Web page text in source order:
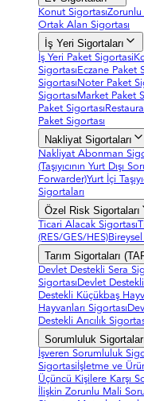
Konut SigortasıZorunlu
Ortak Alan Sigortası
İş Yeri Sigortaları
İş Yeri Paket Sigortasi
Sigortası Eczane Paket
Sigortası Noter Paket
Sigortası Market Paket
Paket Sigortası
Paket Sigortası
Nakliyat Sigortaları
Nakliyat Abonman
(Taşıyıcının Yurt Dışı
Forwarder)Yurt İçi
Sigortaları
Özel Risk Sigortaları
Ticari Alacak Sigortası
(RES/GES/HES)
Tarım Sigortaları
Devlet Destekli Sera
Sigortası Devlet
Destekli Küçükbaş
Hayvanları Sigortası
Destekli Arıcılık
Sorumluluk
İşveren Sorumluluk
Sigortasi İşletme ve
Üçüncü Kişilere Karşı
İlişkin Zorunlu Mali